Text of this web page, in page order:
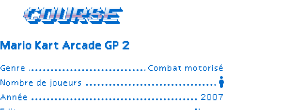
Course
Mario Kart Arcade GP 2
Genre
Combat motorisé
Nombre de joueurs
Année
2007